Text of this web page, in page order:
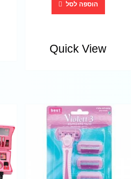
הוספה לסל
Quick View